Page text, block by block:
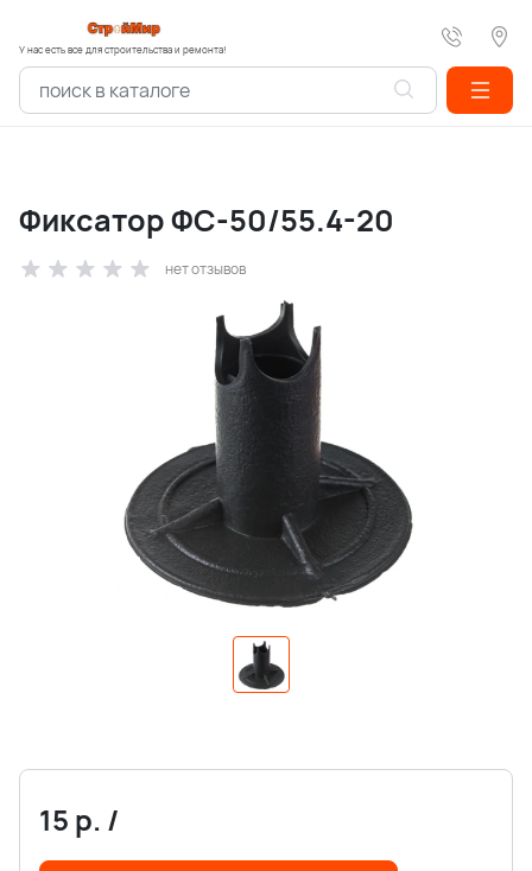
У нас есть все для строительства и ремонта!
Фиксатор ФС-50/55.4-20
нет отзывов
15 р. /